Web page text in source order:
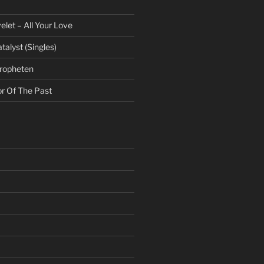
– All Your Love
(Singles)
Of The Past